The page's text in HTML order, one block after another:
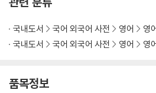
014. 나쁜 기분
015. 좋은 컨디션
018. 친구
국내도서 국어 외국어 사전 영어
영
국내도서
국어 외국어 사전 영어 영
품목정보